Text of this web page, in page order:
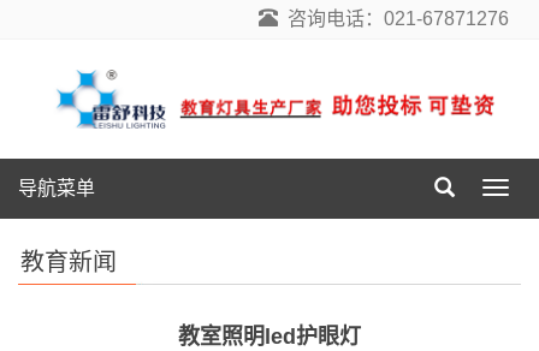
咨询电话：021-67871276
导
航
导航菜单
教育新闻
教室照明led护眼灯